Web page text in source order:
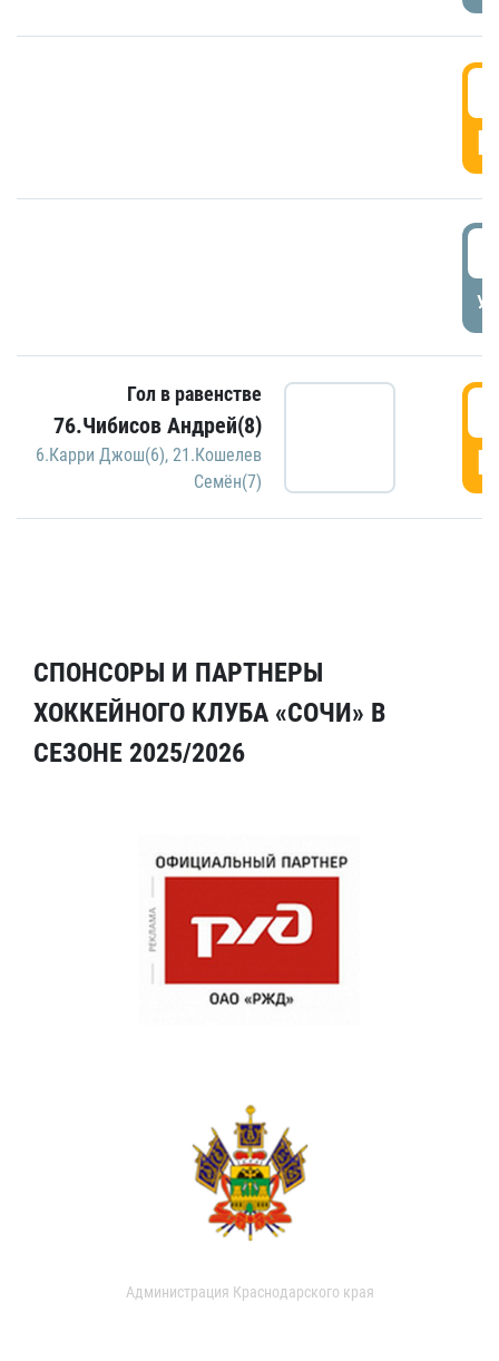
Гол в равенстве
76.Чибисов Андрей(8)
6.Карри Джош(6), 21.Кошелев
Семён(7)
СПОНСОРЫ И ПАРТНЕРЫ
ХОККЕЙНОГО КЛУБА «СОЧИ» В
СЕЗОНЕ 2025/2026
Администрация Краснодарского края